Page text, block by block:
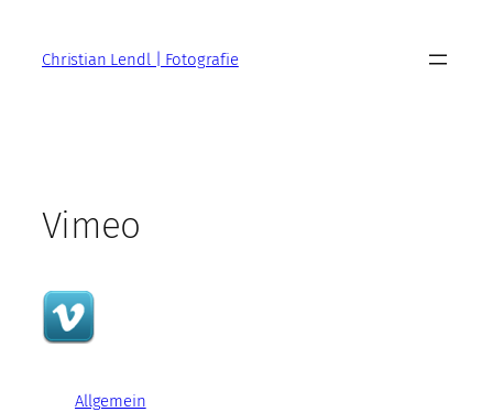
springenChristian Lendl | Fotografie
Vimeo
Allgemein